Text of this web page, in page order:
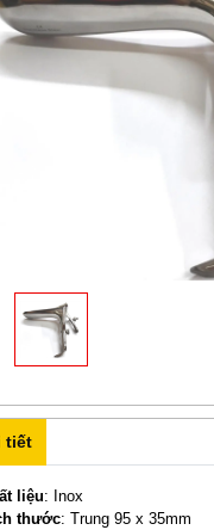
tiết
liệu: Inox
thước: Trung 95 x 35mm